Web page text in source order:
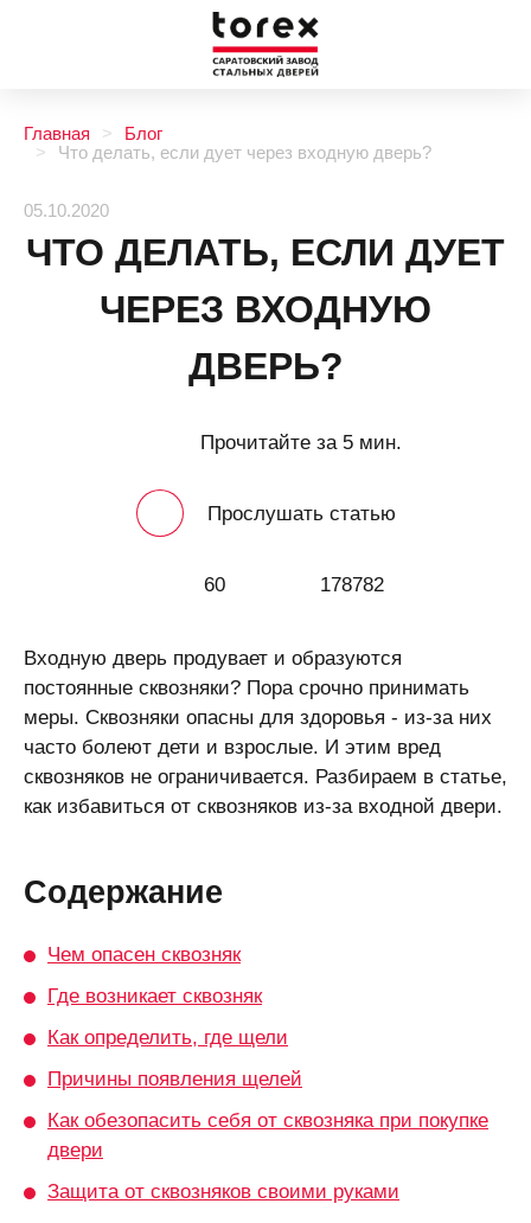
Главная
Блог
Что делать, если дует через входную дверь?
05.10.2020
ЧТО ДЕЛАТЬ, ЕСЛИ ДУЕТ
ЧЕРЕЗ ВХОДНУЮ
ДВЕРЬ?
Прочитайте за 5 мин.
Прослушать статью
60 178782
Входную дверь продувает и образуются
постоянные сквозняки? Пора срочно принимать
меры. Сквозняки опасны для здоровья - из-за них
часто болеют дети и взрослые. И этим вред
сквозняков не ограничивается. Разбираем в статье,
как избавиться от сквозняков из-за входной двери.
Содержание
Чем опасен сквозняк
Где возникает сквозняк
Как определить, где щели
Причины появления щелей
Как обезопасить себя от сквозняка при покупке
двери
Защита от сквозняков своими руками